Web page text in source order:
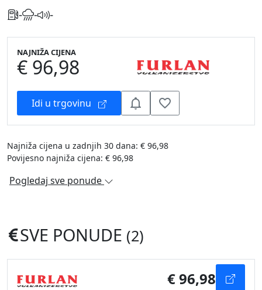
- - -
NAJNIŽA CIJENA
€ 96,98
Idi u trgovinu
Najniža cijena u zadnjih 30 dana: € 96,98
Povijesno najniža cijena: € 96,98
Pogledaj sve ponude
SVE PONUDE (2)
€ 96,98